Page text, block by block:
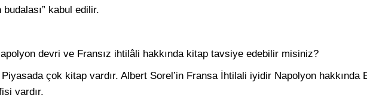
budalası” kabul edilir.
devri ve Fransız ihtilâli hakkında kitap tavsiye edebilir misiniz?
Piyasada çok kitap vardır. Albert Sorel’in Fransa İhtilali iyidir Napolyon hakkında
vardır.